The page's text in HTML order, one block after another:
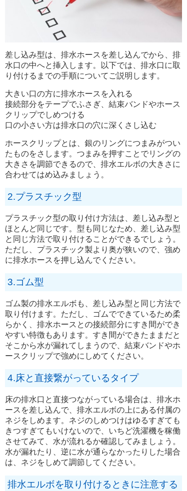
差し込み型は、排水ホースを差し込んでから、排
水口の中へと挿入します。以下では、排水口に取
り付けるまでの手順についてご説明します。
大きい口の方に排水ホースを入れる
接続部分をテープでふさぎ、結束バンドやホース
クリップでしめつける
口の小さい方は排水口の穴に深くさし込む
ホースクリップとは、銀のリングにつまみがつい
たものをさします。つまみを押すことでリングの
大きさを調節できるので、排水エルボの大きさに
合わせてはめ込みましょう。
2.プラスチック型
プラスチック型の取り付け方法は、差し込み型と
ほとんど同じです。型も同じなため、差し込み型
と同じ方法で取り付けることができるでしょう。
ただし、プラスチック製より奥が狭いので、強め
に排水ホースを押し込んでください。
3.ゴム型
ゴム製の排水エルボも、差し込み型と同じ方法で
取り付けます。ただし、ゴムでできているため柔
らかく、排水ホースとの接続部分にすき間ができ
やすい特徴もあります。すき間ができたままだと
そこから水が漏れてしまうので、結束バンドやホ
ースクリップで強めにしめてください。
4.床と直接繋がっているタイプ
床の排水口と直接つながっている場合は、排水ホ
ースを差し込んで、排水エルボの上にある付属の
ネジをしめます。ネジのしめつけはゆるすぎても
きつすぎてもいけないので、いちど洗濯機を稼働
させてみて、水が流れるか確認してみましょう。
水が漏れたり、逆に水が通らなかったりした場合
は、ネジをしめて調節してください。
排水エルボを取り付けるときに注意する